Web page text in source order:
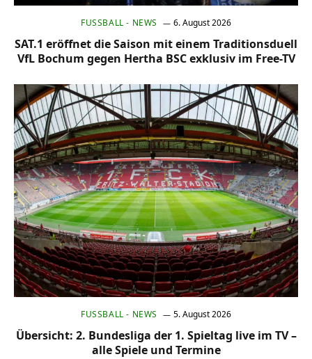
FUSSBALL - NEWS 6. August 2026
SAT.1 eröffnet die Saison mit einem Traditionsduell
VfL Bochum gegen Hertha BSC exklusiv im Free-TV
FUSSBALL - NEWS 5. August 2026
Übersicht: 2. Bundesliga der 1. Spieltag live im TV –
alle Spiele und Termine